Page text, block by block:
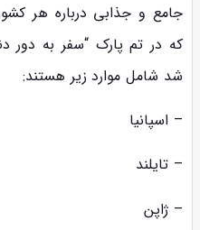
جامع و جذابی درباره هر
که در تم پارک “سفر به دور
شد شامل موارد زیر هستند:
– اسپانیا
– تایلند
– ژاپن